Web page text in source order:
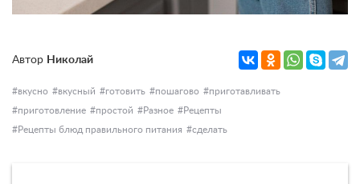
Автор Николай
вкусно вкусный готовить пошагово
приготавливать
приготовление
простой Разное
Рецепты
Рецепты блюд правильного питания
сделать